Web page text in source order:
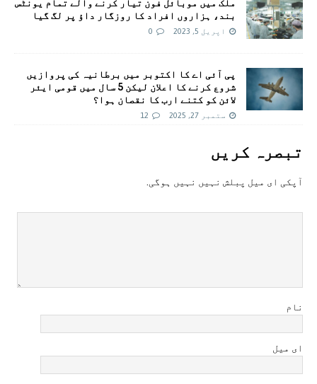
بند، ہزاروں افراد کا روزگار داؤ پر لگ گیا
اپریل 5, 2023 0
پی آئی اے کا اکتوبر میں برطانیہ کی پروازیں
شروع کرنے کا اعلان لیکن 5 سال میں قومی ایئر
لائن کو کتنے ارب کا نقصان ہوا؟
ستمبر 27, 2025 12
تبصرہ کريں
آپکی ای ميل پبلش نہيں نہيں ہوگی.
نام
ای میل